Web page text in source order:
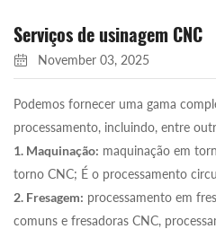
Serviços de usinagem CNC
November 03, 2025
Podemos fornecer uma gama
processamento, incluindo, entre
1. Maquinação: maquinação em
torno CNC; É o processamento
2. Fresagem: processamento em
comuns e fresadoras CNC,